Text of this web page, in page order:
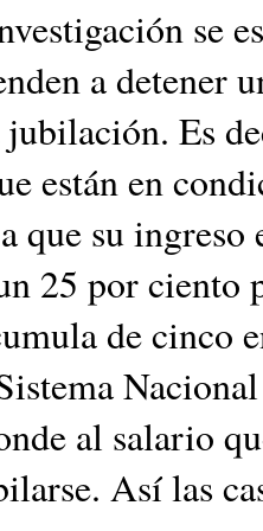
se
a detener
Es
están en
que su
25 por ciento
de cinco
al salario
Así las